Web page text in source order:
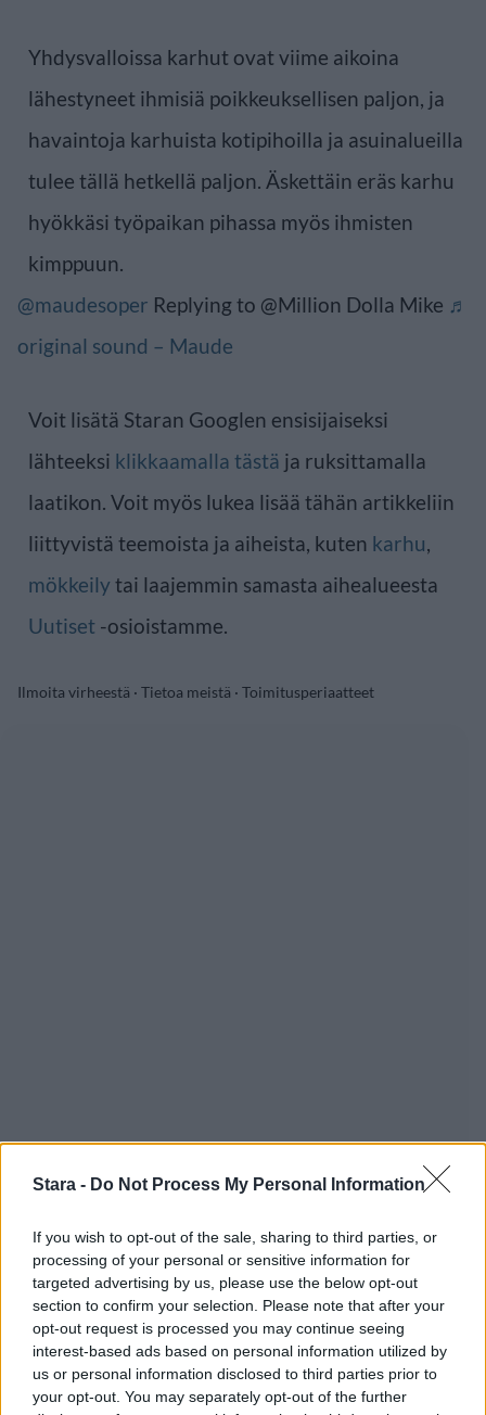
Stara - Do Not Process My Personal Information
If you wish to opt-out of the sale, sharing to third parties, or
processing of your personal or sensitive information for
targeted advertising by us, please use the below opt-out
section to confirm your selection. Please note that after your
opt-out request is processed you may continue seeing
interest-based ads based on personal information utilized by
us or personal information disclosed to third parties prior to
your opt-out. You may separately opt-out of the further
Yhdysvalloissa karhut ovat viime aikoina
lähestyneet ihmisiä poikkeuksellisen paljon, ja
havaintoja karhuista kotipihoilla ja asuinalueilla
tulee tällä hetkellä paljon. Äskettäin eräs karhu
hyökkäsi työpaikan pihassa myös ihmisten
kimppuun.
@maudesoper Replying to @Million Dolla Mike ♬
original sound – Maude
Voit lisätä Staran Googlen ensisijaiseksi
lähteeksi klikkaamalla tästä ja ruksittamalla
laatikon. Voit myös lukea lisää tähän artikkeliin
liittyvistä teemoista ja aiheista, kuten karhu,
mökkeily tai laajemmin samasta aihealueesta
Uutiset -osioistamme.
Ilmoita virheestä · Tietoa meistä · Toimitusperiaatteet